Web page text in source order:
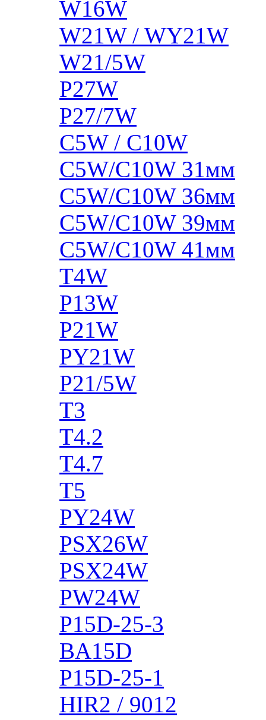
W16W
W21W / WY21W
W21/5W
P27W
P27/7W
C5W / C10W
C5W/C10W 31мм
C5W/C10W 36мм
C5W/C10W 39мм
C5W/C10W 41мм
T4W
P13W
P21W
PY21W
P21/5W
T3
T4.2
T4.7
T5
PY24W
PSX26W
PSX24W
PW24W
P15D-25-3
BA15D
P15D-25-1
HIR2 / 9012